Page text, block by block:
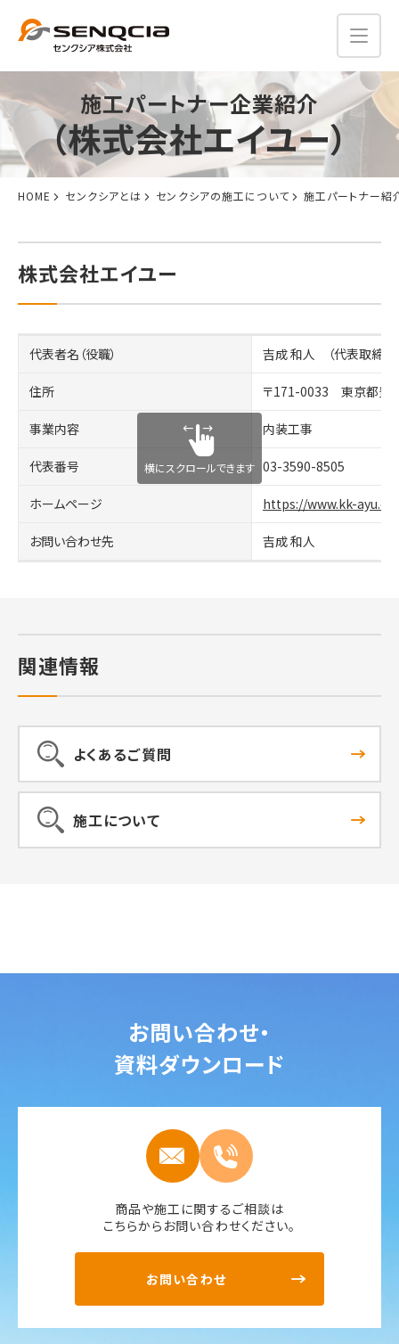
HOME センクシアとは センクシアの施工について 施工パートナー紹
施工パートナー企業紹介
（株式会社エイユー）
株式会社エイユー
代表者名（役職） 吉成 和人 （代表取締役
住所 〒171-0033 東京都豊
事業内容 内装工事
代表番号 03-3590-8505
ホームページ https://www.kk-
お問い合わせ先 吉成 和人
横にスクロールできます
関連情報
よくあるご質問
施工について
お問い合わせ・
資料ダウンロード
商品や施工に関するご相談は
こちらからお問い合わせください。
お問い合わせ